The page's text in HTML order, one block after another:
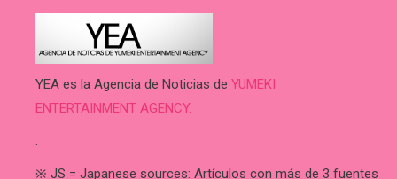
YEA es la Agencia de Noticias de YUMEKI
ENTERTAINMENT AGENCY.
.
※ JS = Japanese sources: Artículos con más de 3 fuentes